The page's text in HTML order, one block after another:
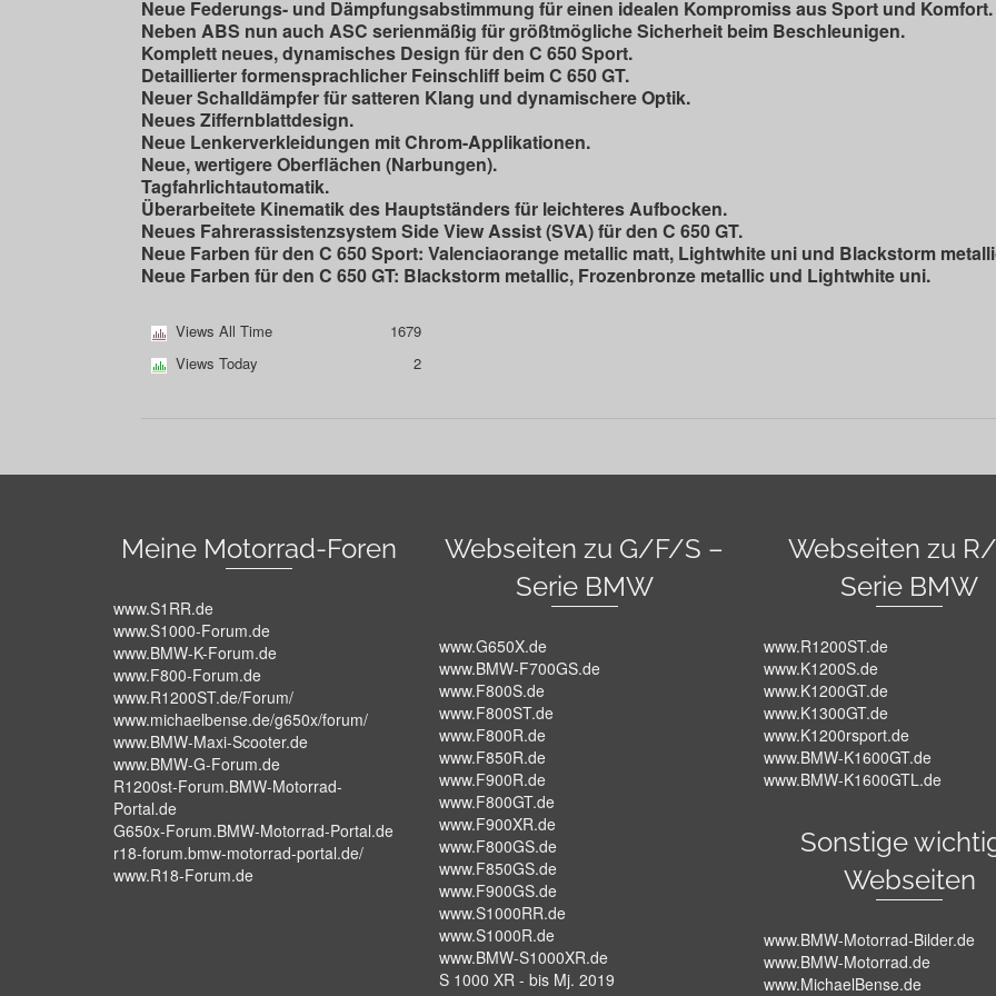
Neue Federungs- und Dämpfungsabstimmung für einen idealen Kompromiss aus Sport und Komfort.
Neben ABS nun auch ASC serienmäßig für größtmögliche Sicherheit beim Beschleunigen.
Komplett neues, dynamisches Design für den C 650 Sport.
Detaillierter formensprachlicher Feinschliff beim C 650 GT.
Neuer Schalldämpfer für satteren Klang und dynamischere Optik.
Neues Ziffernblattdesign.
Neue Lenkerverkleidungen mit Chrom-Applikationen.
Neue, wertigere Oberflächen (Narbungen).
Tagfahrlichtautomatik.
Überarbeitete Kinematik des Hauptständers für leichteres Aufbocken.
Neues Fahrerassistenzsystem Side View Assist (SVA) für den C 650 GT.
Neue Farben für den C 650 Sport: Valenciaorange metallic matt, Lightwhite uni und Blackstorm
Neue Farben für den C 650 GT: Blackstorm metallic, Frozenbronze metallic und Lightwhite uni.
Views All Time
1679
Views Today
2
Meine Motorrad-Foren
www.S1RR.de
www.S1000-Forum.de
www.BMW-K-Forum.de
www.F800-Forum.de
www.R1200ST.de/Forum/
www.michaelbense.de/g650x/forum/
www.BMW-Maxi-Scooter.de
www.BMW-G-Forum.de
R1200st-Forum.BMW-Motorrad-
Portal.de
G650x-Forum.BMW-Motorrad-Portal.de
r18-forum.bmw-motorrad-portal.de/
www.R18-Forum.de
Webseiten zu G/F/S –
Serie BMW
www.G650X.de
www.BMW-F700GS.de
www.F800S.de
www.F800ST.de
www.F800R.de
www.F850R.de
www.F900R.de
www.F800GT.de
www.F900XR.de
www.F800GS.de
www.F850GS.de
www.F900GS.de
www.S1000RR.de
www.S1000R.de
www.BMW-S1000XR.de
S 1000 XR - bis Mj. 2019
Webseiten zu
Serie BMW
www.R1200ST.de
www.K1200S.de
www.K1200GT.de
www.K1300GT.de
www.K1200rsport.de
www.BMW-K1600GT.de
www.BMW-K1600GTL.de
Sonstige
Webseiten
www.BMW-Motorrad-Bilder.de
www.BMW-Motorrad.de
www.MichaelBense.de